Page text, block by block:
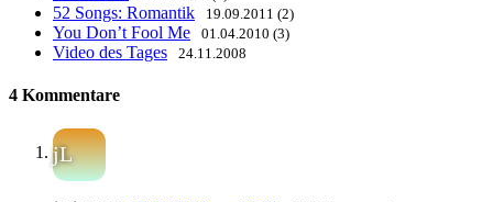
52 Songs: Romantik 19.09.2011 (2)
You Don’t Fool Me 01.04.2010 (3)
Video des Tages 24.11.2008
4 Kommentare
jL